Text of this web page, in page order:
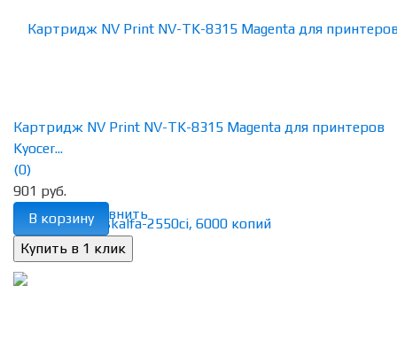
избранное сравнить
Картридж NV Print NV-TK-8315 Magenta для принтеров
Kyocer...
(0)
901 руб.
В корзину